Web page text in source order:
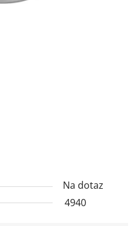
Na dotaz
4940